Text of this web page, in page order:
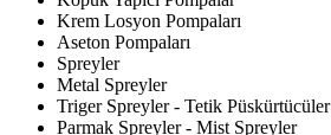
Krem Losyon Pompaları
Aseton Pompaları
Spreyler
Metal Spreyler
Triger Spreyler - Tetik Püskürtücüler
Parmak Spreyler - Mist Spreyler